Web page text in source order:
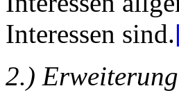
Interessen sind.
2.)